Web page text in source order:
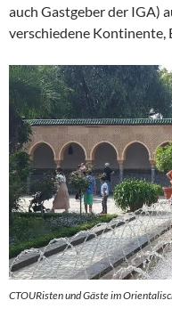
auch Gastgeber der IGA)
verschiedene Kontinente,
CTOURisten und Gäste im